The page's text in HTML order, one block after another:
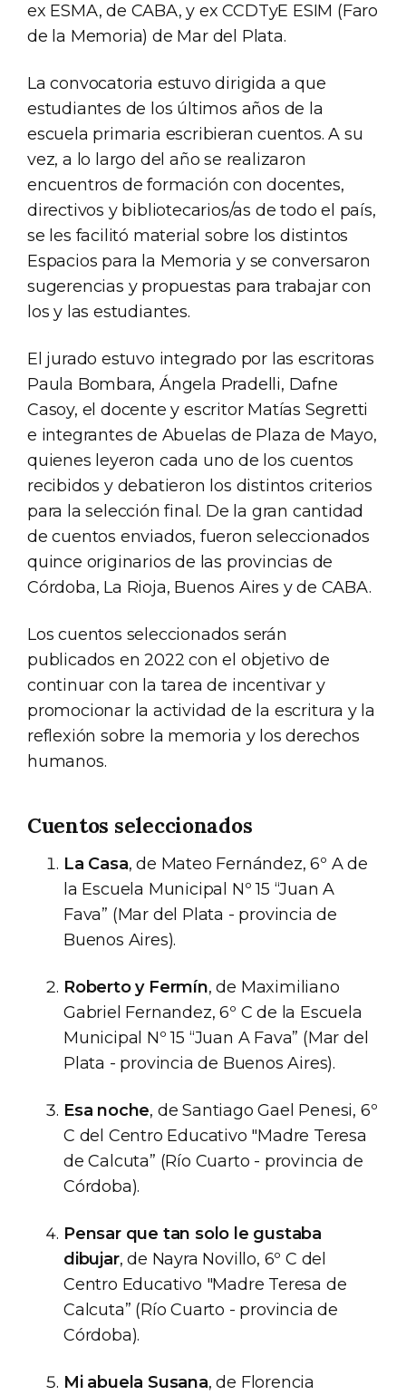
ex ESMA, de CABA, y ex CCDTyE ESIM (Faro
de la Memoria) de Mar del Plata.
La convocatoria estuvo dirigida a que
estudiantes de los últimos años de la
escuela primaria escribieran cuentos. A su
vez, a lo largo del año se realizaron
encuentros de formación con docentes,
directivos y bibliotecarios/as de todo el país,
se les facilitó material sobre los distintos
Espacios para la Memoria y se conversaron
sugerencias y propuestas para trabajar con
los y las estudiantes.
El jurado estuvo integrado por las escritoras
Paula Bombara, Ángela Pradelli, Dafne
Casoy, el docente y escritor Matías Segretti
e integrantes de Abuelas de Plaza de Mayo,
quienes leyeron cada uno de los cuentos
recibidos y debatieron los distintos criterios
para la selección final. De la gran cantidad
de cuentos enviados, fueron seleccionados
quince originarios de las provincias de
Córdoba, La Rioja, Buenos Aires y de CABA.
Los cuentos seleccionados serán
publicados en 2022 con el objetivo de
continuar con la tarea de incentivar y
promocionar la actividad de la escritura y la
reflexión sobre la memoria y los derechos
humanos.
Cuentos seleccionados
La Casa, de Mateo Fernández, 6º A de
la Escuela Municipal Nº 15 “Juan A
Fava” (Mar del Plata - provincia de
Buenos Aires).
Roberto y Fermín, de Maximiliano
Gabriel Fernandez, 6º C de la Escuela
Municipal Nº 15 “Juan A Fava” (Mar del
Plata - provincia de Buenos Aires).
Esa noche, de Santiago Gael Penesi, 6º
C del Centro Educativo "Madre Teresa
de Calcuta” (Río Cuarto - provincia de
Córdoba).
Pensar que tan solo le gustaba
dibujar, de Nayra Novillo, 6º C del
Centro Educativo "Madre Teresa de
Calcuta” (Río Cuarto - provincia de
Córdoba).
Mi abuela Susana, de Florencia